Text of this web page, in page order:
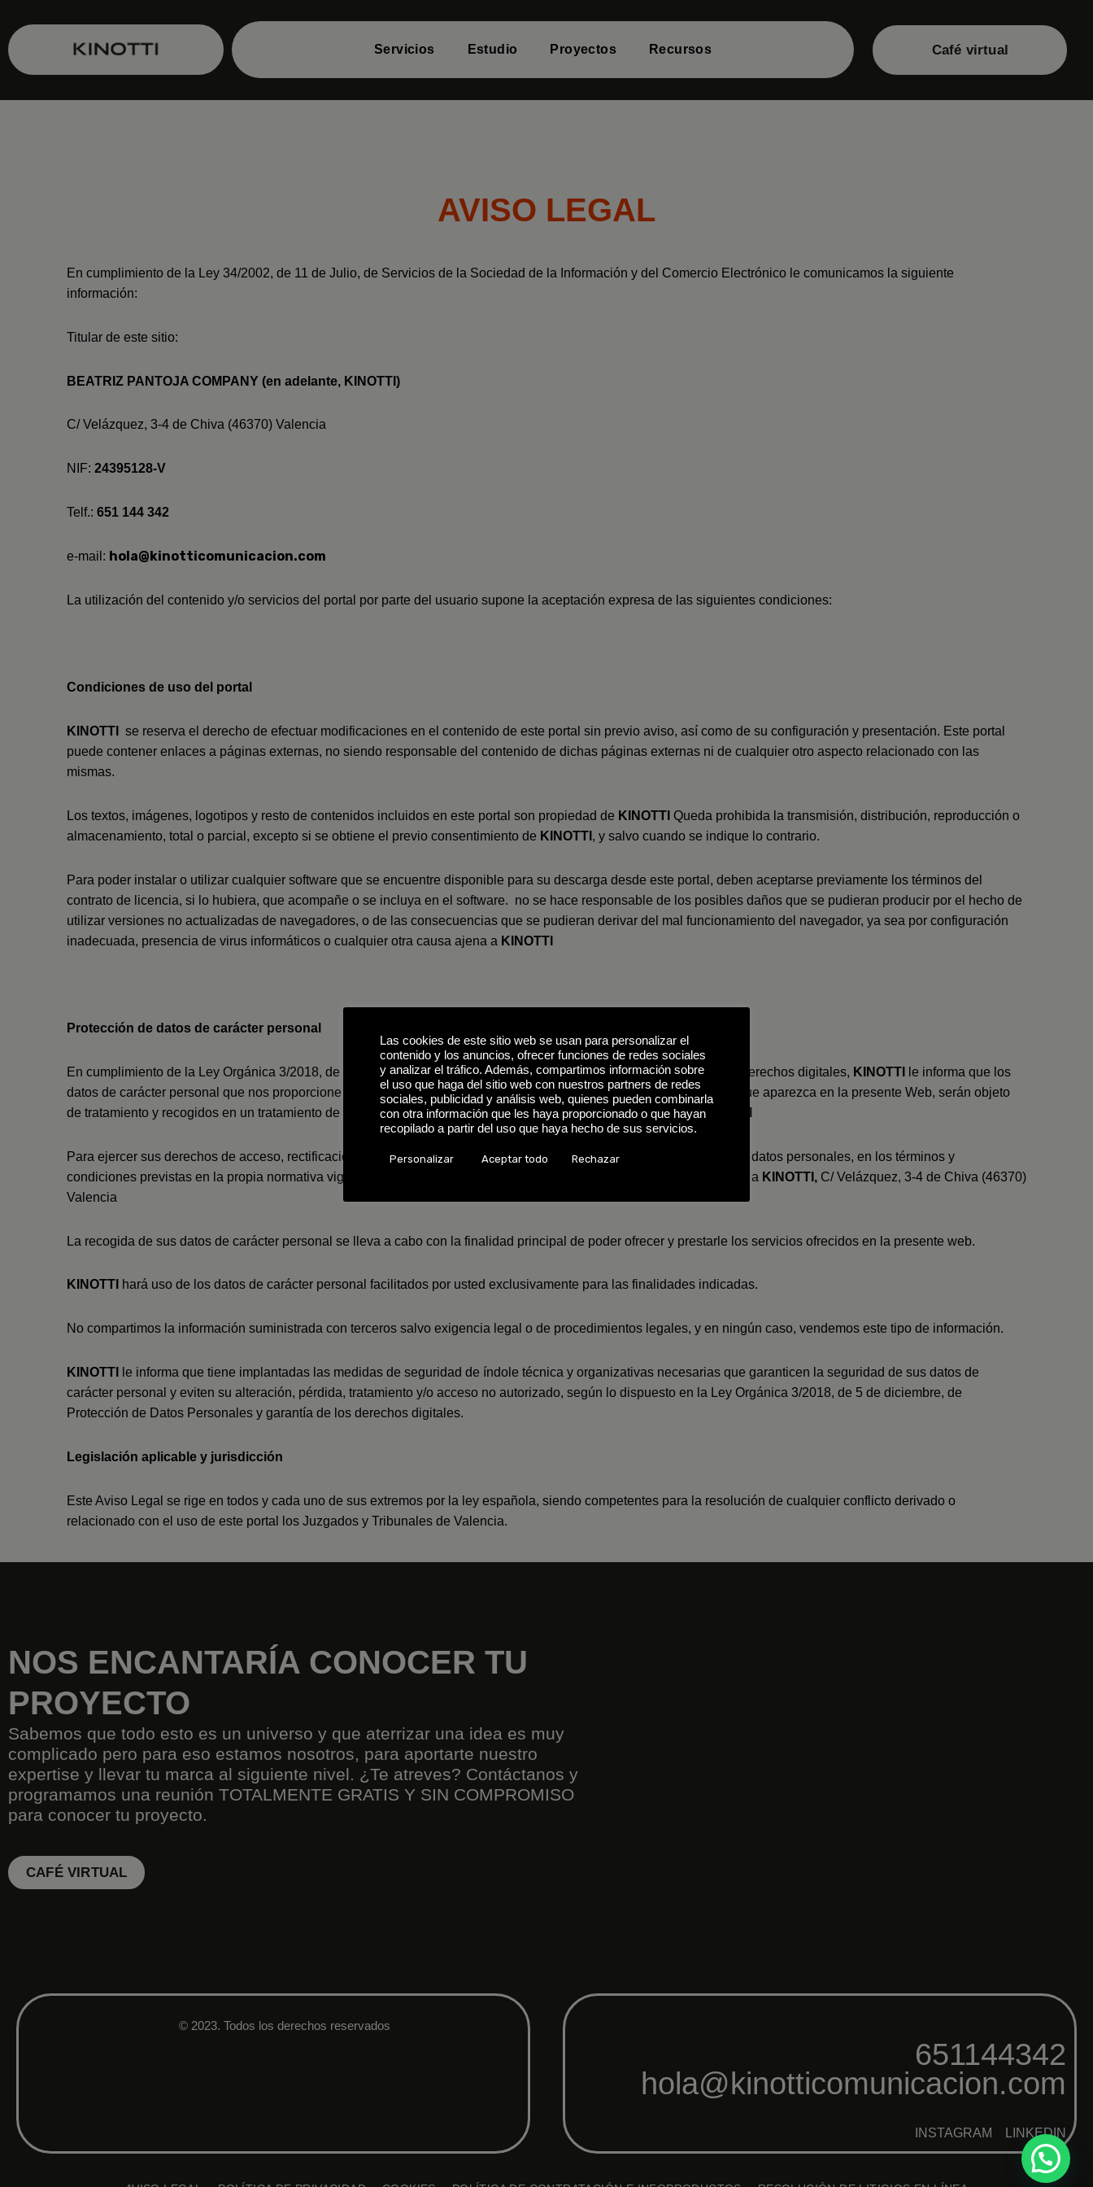
Servicios Estudio Proyectos Recursos Café virtual
AVISO LEGAL
En cumplimiento de la Ley 34/2002, de 11 de Julio, de Servicios de la Sociedad de la Información y del Comercio Electrónico le comunicamos la siguiente
información:
Titular de este sitio:
BEATRIZ PANTOJA COMPANY (en adelante, KINOTTI)
C/ Velázquez, 3-4 de Chiva (46370) Valencia
NIF: 24395128-V
Telf.: 651 144 342
e-mail: hola@kinotticomunicacion.com
La utilización del contenido y/o servicios del portal por parte del usuario supone la aceptación expresa de las siguientes condiciones:
Condiciones de uso del portal
KINOTTI se reserva el derecho de efectuar modificaciones en el contenido de este portal sin previo aviso, así como de su configuración y presentación. Este portal
puede contener enlaces a páginas externas, no siendo responsable del contenido de dichas páginas externas ni de cualquier otro aspecto relacionado con las
mismas.
Los textos, imágenes, logotipos y resto de contenidos incluidos en este portal son propiedad de KINOTTI Queda prohibida la transmisión, distribución, reproducción o
almacenamiento, total o parcial, excepto si se obtiene el previo consentimiento de KINOTTI , y salvo cuando se indique lo contrario.
Para poder instalar o utilizar cualquier software que se encuentre disponible para su descarga desde este portal, deben aceptarse previamente los términos del
contrato de licencia, si lo hubiera, que acompañe o se incluya en el software. no se hace responsable de los posibles daños que se pudieran producir por el hecho de
utilizar versiones no actualizadas de navegadores, o de las consecuencias que se pudieran derivar del mal funcionamiento del navegador, ya sea por configuración
inadecuada, presencia de virus informáticos o cualquier otra causa ajena a KINOTTI
Protección de datos de carácter personal
En cumplimiento de la Ley Orgánica 3/2018, de 5 de diciembre, de Protección de Datos Personales y garantía de los derechos digitales, KINOTTI
le informa que los
datos de carácter personal que nos proporcione al cumplimentar algún formulario de inscripción, solicitud o consulta que aparezca en la presente Web, serán objeto
de tratamiento y recogidos en un tratamiento de datos (denominado “USUARIOS WEB”) cuyo responsable esKINOTTI
Para ejercer sus derechos de acceso, rectificación, oposición, supresión, portabilidad y limitación al tratamiento de sus datos personales, en los términos y
condiciones previstas en la propia normativa vigente en materia de protección de datos, puede comunicarlo por escrito a KINOTTI, C/ Velázquez, 3-4 de Chiva (46370)
Valencia
La recogida de sus datos de carácter personal se lleva a cabo con la finalidad principal de poder ofrecer y prestarle los servicios ofrecidos en la presente web.
KINOTTI hará uso de los datos de carácter personal facilitados por usted exclusivamente para las finalidades indicadas.
No compartimos la información suministrada con terceros salvo exigencia legal o de procedimientos legales, y en ningún caso, vendemos este tipo de información.
KINOTTI
le informa que tiene implantadas las medidas de seguridad de índole técnica y organizativas necesarias que garanticen la seguridad de sus datos de
carácter personal y eviten su alteración, pérdida, tratamiento y/o acceso no autorizado, según lo dispuesto en la Ley Orgánica 3/2018, de 5 de diciembre, de
Protección de Datos Personales y garantía de los derechos digitales.
Legislación aplicable y jurisdicción
Este Aviso Legal se rige en todos y cada uno de sus extremos por la ley española, siendo competentes para la resolución de cualquier conflicto derivado o
relacionado con el uso de este portal los Juzgados y Tribunales de Valencia.
NOS ENCANTARÍA CONOCER TU
PROYECTO
Sabemos que todo esto es un universo y que aterrizar una idea es muy
complicado pero para eso estamos nosotros, para aportarte nuestro
expertise y llevar tu marca al siguiente nivel. ¿Te atreves? Contáctanos y
programamos una reunión TOTALMENTE GRATIS Y SIN COMPROMISO
para conocer tu proyecto.
CAFÉ VIRTUAL
© 2023. Todos los derechos reservados
651144342
hola@kinotticomunicacion.com
INSTAGRAM LINKEDIN
Las cookies de este sitio web se usan para personalizar el
contenido y los anuncios, ofrecer funciones de redes sociales
y analizar el tráfico. Además, compartimos información sobre
el uso que haga del sitio web con nuestros partners de redes
sociales, publicidad y análisis web, quienes pueden combinarla
con otra información que les haya proporcionado o que hayan
recopilado a partir del uso que haya hecho de sus servicios.
Personalizar Aceptar todo Rechazar